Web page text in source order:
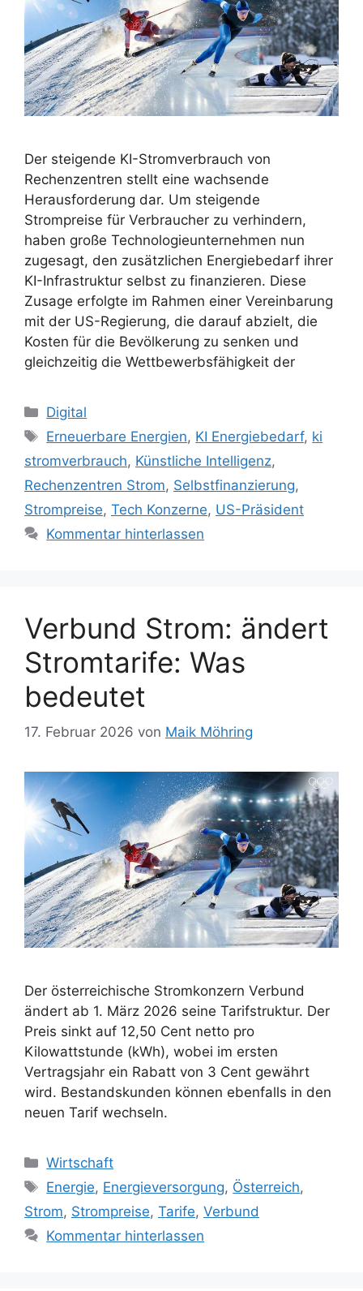
Der steigende KI-Stromverbrauch von
Rechenzentren stellt eine wachsende
Herausforderung dar. Um steigende
Strompreise für Verbraucher zu verhindern,
haben große Technologieunternehmen nun
zugesagt, den zusätzlichen Energiebedarf ihrer
KI-Infrastruktur selbst zu finanzieren. Diese
Zusage erfolgte im Rahmen einer Vereinbarung
mit der US-Regierung, die darauf abzielt, die
Kosten für die Bevölkerung zu senken und
gleichzeitig die Wettbewerbsfähigkeit der
Kategorien
Digital
Schlagwörter
Erneuerbare Energien, KI Energiebedarf, ki
stromverbrauch, Künstliche Intelligenz,
Rechenzentren Strom, Selbstfinanzierung,
Strompreise, Tech Konzerne, US-Präsident
Kommentar hinterlassen
Verbund Strom: ändert
Stromtarife: Was
bedeutet
17. Februar 2026 von Maik Möhring
Der österreichische Stromkonzern Verbund
ändert ab 1. März 2026 seine Tarifstruktur. Der
Preis sinkt auf 12,50 Cent netto pro
Kilowattstunde (kWh), wobei im ersten
Vertragsjahr ein Rabatt von 3 Cent gewährt
wird. Bestandskunden können ebenfalls in den
neuen Tarif wechseln.
Kategorien
Wirtschaft
Schlagwörter
Energie, Energieversorgung, Österreich,
Strom, Strompreise, Tarife, Verbund
Kommentar hinterlassen